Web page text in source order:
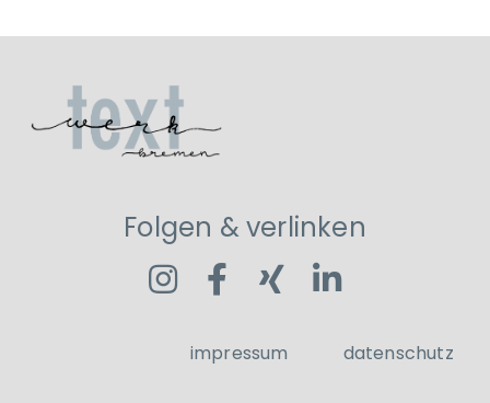
Folgen & verlinken
impressum datenschutz